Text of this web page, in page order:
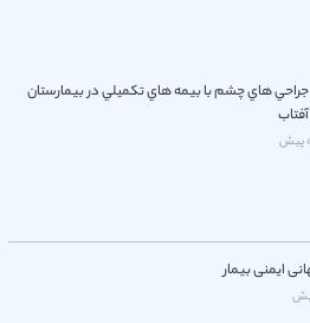
جراحي هاي چشم با بيمه هاي تكميلي در بيمارستان
ایمنی بیمار